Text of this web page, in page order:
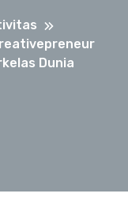
Dunia